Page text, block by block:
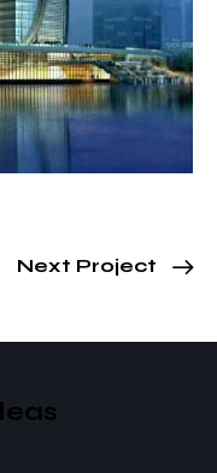
Next Project